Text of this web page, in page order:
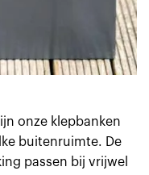
onze klepbanken
buitenruimte. De
passen bij vrijwel